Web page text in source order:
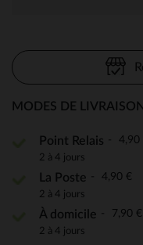
MODES DE
Point Relais 4,90
2 à 4 jours
La Poste 4,90 €
2 à 4 jours
À domicile 7,90 €
2 à 4 jours